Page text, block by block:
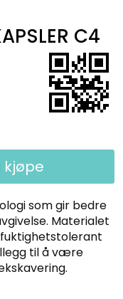
C4
kjøpe
som gir bedre
Materialet
til å være